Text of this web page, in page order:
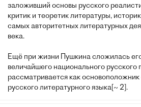
заложивший основы русского
критик и теоретик литературы,
самых авторитетных литературных
века.
Ещё при жизни Пушкина сложилась
величайшего национального русского
рассматривается как
русского литературного языка[~ 2].